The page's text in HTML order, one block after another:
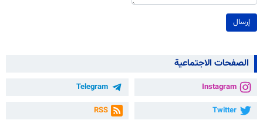
إرسال
الصفحات الاجتماعية
Instagram
Telegram
Twitter
RSS